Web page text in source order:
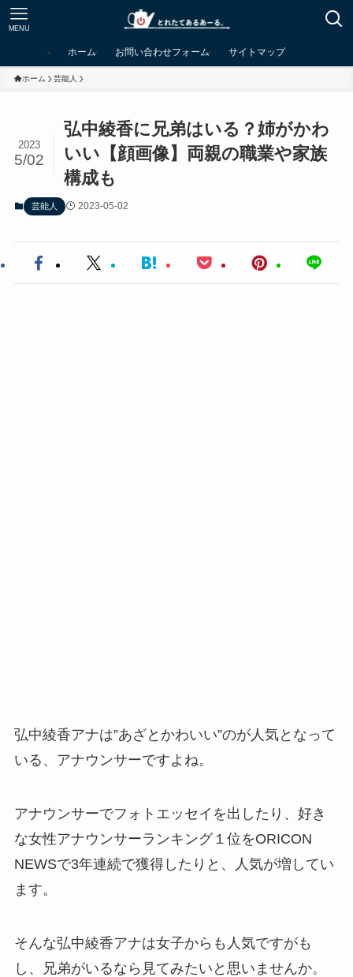
MENU
ホーム お問い合わせフォーム サイトマップ
ホーム 芸能人
弘中綾香に兄弟はいる？姉がかわ
いい【顔画像】両親の職業や家族
構成も
2023
5/02
芸能人 2023-05-02
弘中綾香アナは”あざとかわいい”のが人気となって
いる、アナウンサーですよね。
アナウンサーでフォトエッセイを出したり、好き
な女性アナウンサーランキング１位をORICON
NEWSで3年連続で獲得したりと、人気が増してい
ます。
そんな弘中綾香アナは女子からも人気ですがも
し、兄弟がいるなら見てみたいと思いませんか。